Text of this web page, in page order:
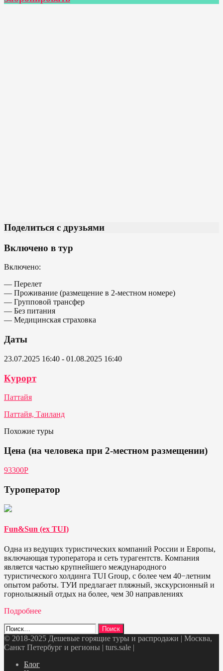
Поделиться с друзьями
Включено в тур
Включено:
— Перелет
— Проживание (размещение в 2-местном номере)
— Групповой трансфер
— Без питания
— Медицинская страховка
Даты
23.07.2025 16:40 - 01.08.2025 16:40
Курорт
Паттайя
Паттайя, Таиланд
Похожие туры
Цена (на человека при 2-местном размещении)
93300P
Туроператор
Fun&Sun (ex TUI)
Одна из ведущих туристических компаний России и Европы,
включающая туроператора и сеть турагентств. Компания
является частью крупнейшего международного
туристического холдинга TUI Group, с более чем 40−летним
опытом работы. ТУИ предлагает пляжный, экскурсионный и
горнолыжный отдых на более, чем 30 направлениях
Подробнее
Найти:
© 2018-2025 Дешевые горящие туры и распродажи | Москва,
Санкт Петербург и регионы | turs.sale |
Блог